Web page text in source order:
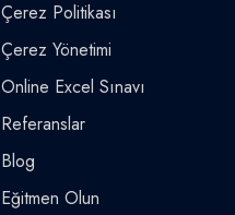
Çerez Politikası
Çerez Yönetimi
Online Excel Sınavı
Referanslar
Blog
Eğitmen Olun